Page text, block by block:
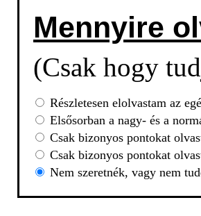
Mennyire
(Csak hogy
Részletesen elolvastam az
Elsősorban a nagy- és a
Csak bizonyos pontokat
Csak bizonyos pontokat
Nem szeretnék, vagy nem